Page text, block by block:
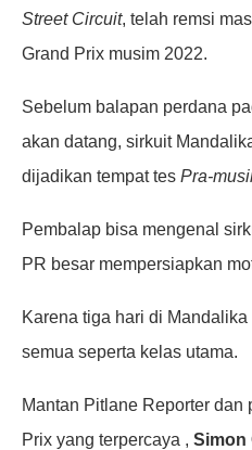
Street Circuit, telah remsi
Grand Prix musim 2022.
Sebelum balapan perdana
akan datang, sirkuit
dijadikan tempat tes Pra-
Pembalap bisa mengenal
PR besar mempersiapkan
Karena tiga hari di
semua seperta kelas utama.
Mantan Pitlane Reporter dan
Prix yang terpercaya , Simon